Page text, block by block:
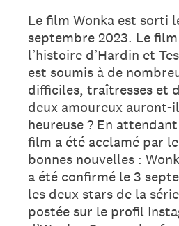
Le film Wonka est sorti
septembre 2023. Le
l’histoire d’Hardin et
est soumis à de
difficiles, traîtresses et
deux amoureux auront-
heureuse ? En
film a été acclamé par
bonnes nouvelles :
a été confirmé le 3
les deux stars de la
postée sur le profil